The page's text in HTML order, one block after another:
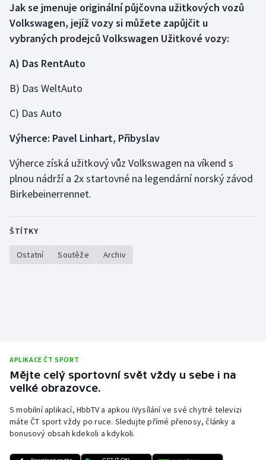
Curling
Dostihy
Florbal
Házená
Motorsport
Olympijské hry
Parasport
Jak se jmenuje originální půjčovna užitkových vozů
Volkswagen, jejíž vozy si můžete zapůjčit u
vybraných prodejců Volkswagen Užitkové vozy:
A) Das RentAuto
B) Das WeltAuto
C) Das Auto
Výherce: Pavel Linhart, Přibyslav
Výherce získá užitkový vůz Volkswagen na víkend s
plnou nádrží a 2x startovné na legendární norský závod
Birkebeinerrennet.
ŠTÍTKY
Ostatní Soutěže Archiv
APLIKACE ČT SPORT
Mějte celý sportovní svět vždy u sebe i na
velké obrazovce.
S mobilní aplikací, HbbTV a apkou iVysílání ve své chytré televizi
máte ČT sport vždy po ruce. Sledujte přímé přenosy, články a
bonusový obsah kdekoli a kdykoli.